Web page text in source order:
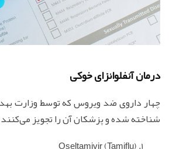
درمان آنفلوانزای خوکی
چهار داروی ضد ویروس که توسط وزارت
شناخته شده و پزشکان آن را تجویز